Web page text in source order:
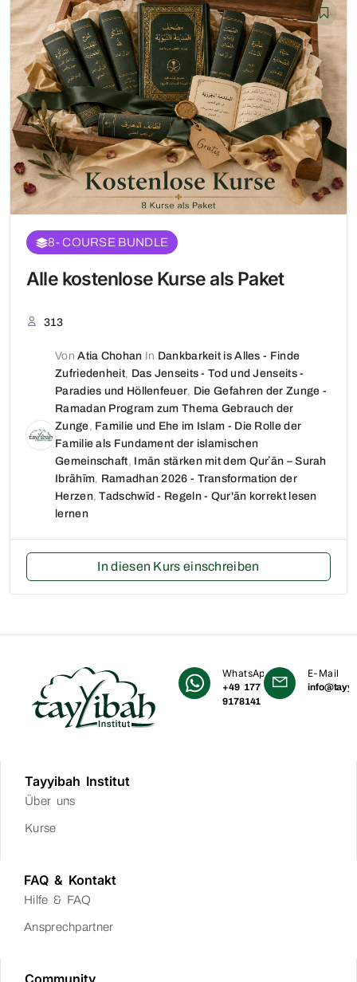
8- COURSE BUNDLE
Alle kostenlose Kurse als Paket
313
VonAtia Chohan In Dankbarkeit is Alles - Finde
Zufriedenheit, Das Jenseits - Tod und Jenseits -
Paradies und Höllenfeuer, Die Gefahren der Zunge -
Ramadan Program zum Thema Gebrauch der
Zunge, Familie und Ehe im Islam - Die Rolle der
Familie als Fundament der islamischen
Gemeinschaft, Imān stärken mit dem Qurʼān – Surah
Ibrāhīm, Ramadhan 2026 - Transformation der
Herzen,Tadschwīd - Regeln - Qur'ān korrekt lesen
lernen
In diesen Kurs einschreiben
WhatsApp
+49 177
9178141
E-Mail
Tayyibah Institut
Über uns
Kurse
FAQ & Kontakt
Hilfe & FAQ
Ansprechpartner
Community